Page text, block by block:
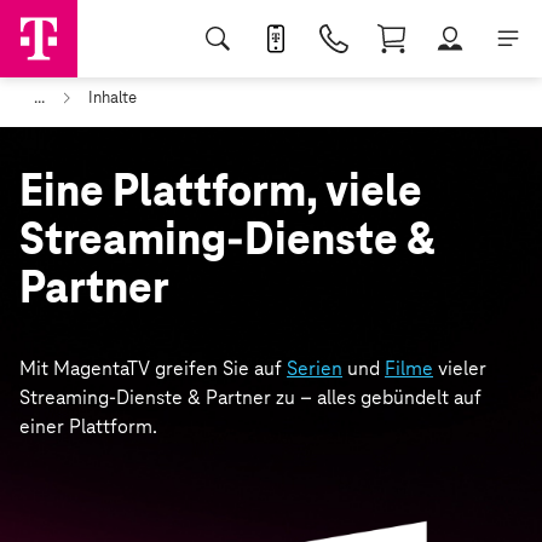
... Inhalte
Eine Plattform, viele
Streaming-Dienste &
Partner
Mit MagentaTV greifen Sie auf Serien und Filme vieler
Streaming-Dienste & Partner zu – alles gebündelt auf
einer Plattform.